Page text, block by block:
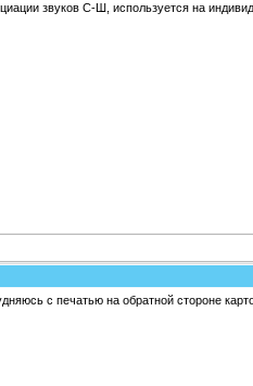
звуков С-Ш, используется на
с печатью на обратной стороне